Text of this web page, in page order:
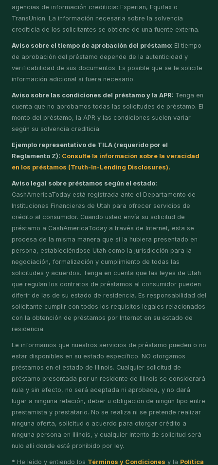
agencias de información crediticia: Experian, Equifax o
TransUnion. La información necesaria sobre la solvencia
crediticia de los solicitantes se obtiene de una fuente externa.
Aviso sobre el tiempo de aprobación del préstamo: El tiempo
de aprobación del préstamo depende de la autenticidad y
verificabilidad de sus documentos. Es posible que se le solicite
información adicional si fuera necesario.
Aviso sobre las condiciones del préstamo y la APR: Tenga en
cuenta que no aprobamos todas las solicitudes de préstamo. El
monto del préstamo, la APR y las condiciones suelen variar
según su solvencia crediticia.
Ejemplo representativo de TILA (requerido por el
Reglamento Z): Consulte la información sobre la veracidad
en los préstamos (Truth-In-Lending Disclosures).
Aviso legal sobre préstamos según el estado:
CashAmericaToday está registrada ante el Departamento de
Instituciones Financieras de Utah para ofrecer servicios de
crédito al consumidor. Cuando usted envía su solicitud de
préstamo a CashAmericaToday a través de Internet, esta se
procesa de la misma manera que si la hubiera presentado en
persona, estableciéndose Utah como la jurisdicción para la
negociación, formalización y cumplimiento de todas las
solicitudes y acuerdos. Tenga en cuenta que las leyes de Utah
que regulan los contratos de préstamos al consumidor pueden
diferir de las de su estado de residencia. Es responsabilidad del
solicitante cumplir con todos los requisitos legales relacionados
con la obtención de préstamos por Internet en su estado de
residencia.
Le informamos que nuestros servicios de préstamo pueden o no
estar disponibles en su estado específico. NO otorgamos
préstamos en el estado de Illinois. Cualquier solicitud de
préstamo presentada por un residente de Illinois se considerará
nula y sin efecto, no será aceptada ni aprobada, y no dará
lugar a ninguna relación, deber u obligación de ningún tipo entre
prestamista y prestatario. No se realiza ni se pretende realizar
ninguna oferta, solicitud o acuerdo para otorgar crédito a
ninguna persona en Illinois, y cualquier intento de solicitud será
nulo allí donde esté prohibido por ley.
* He leído y entiendo los Términos y Condiciones y la Política